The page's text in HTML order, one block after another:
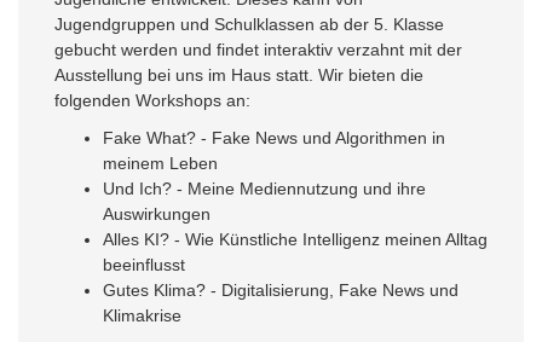
Jugendgruppen und Schulklassen ab der 5. Klasse
gebucht werden und findet interaktiv verzahnt mit der
Ausstellung bei uns im Haus statt. Wir bieten die
folgenden Workshops an:
Fake What? - Fake News und Algorithmen in
meinem Leben
Und Ich? - Meine Mediennutzung und ihre
Auswirkungen
Alles KI? - Wie Künstliche Intelligenz meinen Alltag
beeinflusst
Gutes Klima? - Digitalisierung, Fake News und
Klimakrise